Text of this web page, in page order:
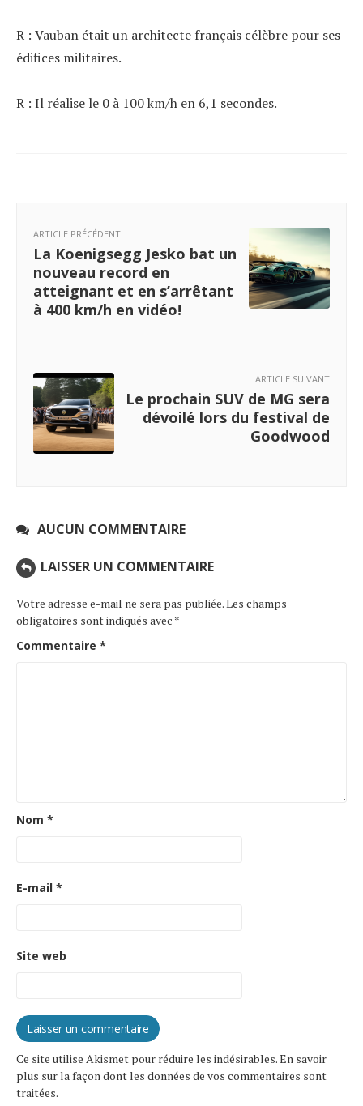
R : Vauban était un architecte français célèbre pour ses
édifices militaires.
R : Il réalise le 0 à 100 km/h en 6,1 secondes.
ARTICLE PRÉCÉDENT
La Koenigsegg Jesko bat un
nouveau record en
atteignant et en s’arrêtant
à 400 km/h en vidéo!
ARTICLE SUIVANT
Le prochain SUV de MG sera
dévoilé lors du festival de
Goodwood
AUCUN COMMENTAIRE
LAISSER UN COMMENTAIRE
Votre adresse e-mail ne sera pas publiée.Les champs
obligatoires sont indiqués avec *
Commentaire *
Nom *
E-mail *
Site web
Ce site utilise Akismet pour réduire les indésirables.En savoir
plus sur la façon dont les données de vos commentaires sont
traitées.